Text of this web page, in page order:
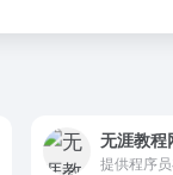
无涯教程
提供程序